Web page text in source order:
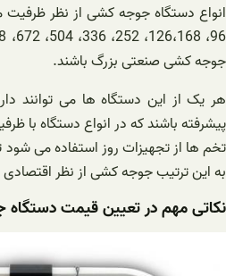
جوجه کشی صنعتی بزرگ باشند.
هر یک از این دستگاه ها می توانند
پیشرفته باشند که در انواع دستگاه با
تخم ها از تجهیزات روز استفاده می
به این ترتیب جوجه کشی از نظر
نکاتی مهم در تعیین قیمت دستگاه